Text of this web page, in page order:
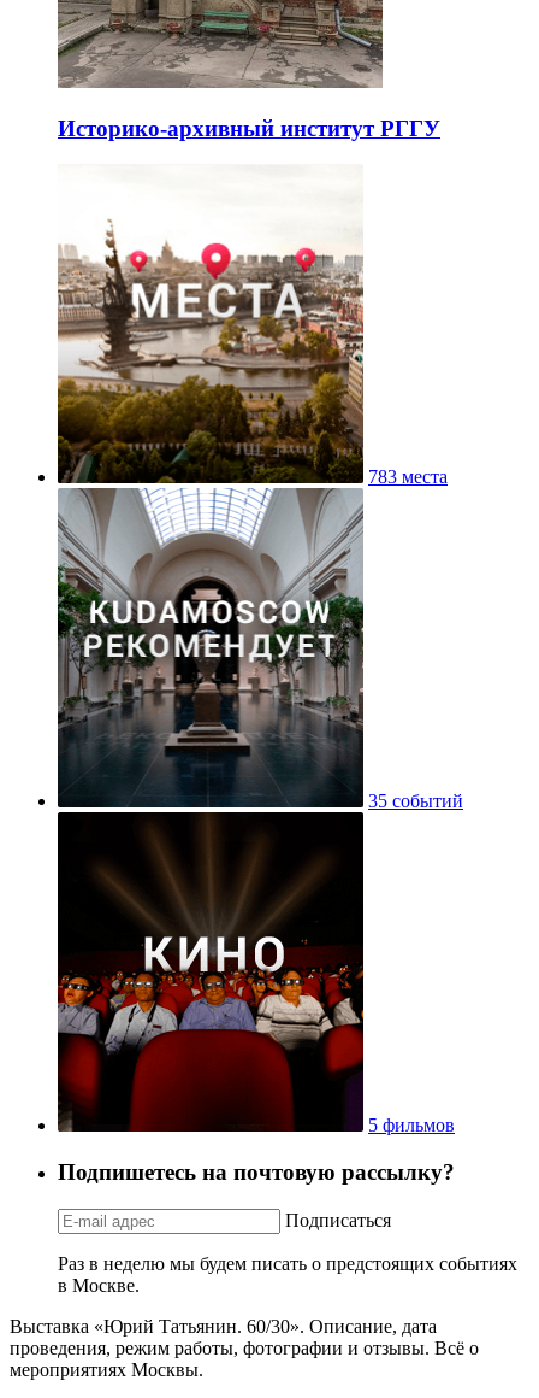
Историко-архивный институт РГГУ
783 места
35 событий
5 фильмов
Подпишетесь на почтовую рассылку?
Подписаться
Раз в неделю мы будем писать о предстоящих событиях
в Москве.
Выставка «Юрий Татьянин. 60/30». Описание, дата
проведения, режим работы, фотографии и отзывы. Всё о
мероприятиях Москвы.